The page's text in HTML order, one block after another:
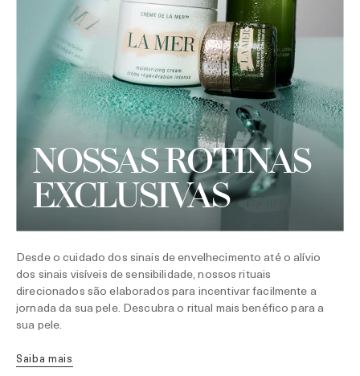
NOSSAS ROTINAS
EXCLUSIVAS
Desde o cuidado dos sinais de envelhecimento até o alívio
dos sinais visíveis de sensibilidade, nossos rituais
direcionados são elaborados para incentivar facilmente a
jornada da sua pele. Descubra o ritual mais benéfico para a
sua pele.
Saiba mais